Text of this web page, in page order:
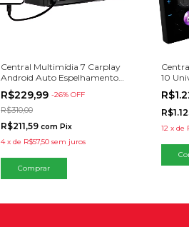
Central Multimídia 7 Carplay
Android Auto Espelhamento
UBS BT
R$229,99 -26% OFF
R$310,00
R$211,59 com Pix
4 x de R$57,50 sem juros
10
Auto
12 x de